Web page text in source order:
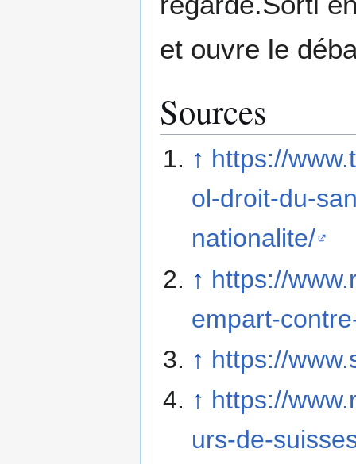
et ouvre le
Sources
↑ https://
ol-droit-du-
nationalite/
↑ https://
empart-
↑ https://
↑ https://
urs-de-